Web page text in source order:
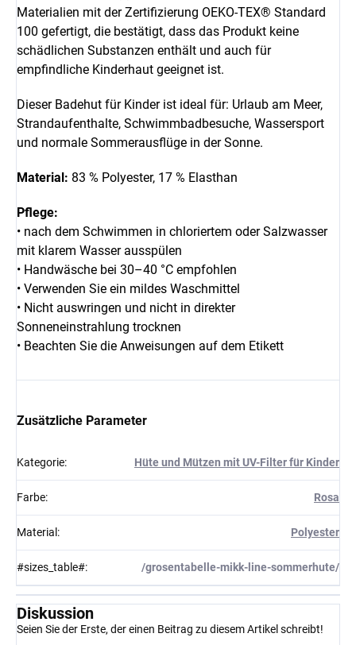
Materialien mit der Zertifizierung OEKO-TEX® Standard
100 gefertigt, die bestätigt, dass das Produkt keine
schädlichen Substanzen enthält und auch für
empfindliche Kinderhaut geeignet ist.
Dieser Badehut für Kinder ist ideal für: Urlaub am Meer,
Strandaufenthalte, Schwimmbadbesuche, Wassersport
und normale Sommerausflüge in der Sonne.
Material: 83 % Polyester, 17 % Elasthan
Pflege:
• nach dem Schwimmen in chloriertem oder Salzwasser
mit klarem Wasser ausspülen
• Handwäsche bei 30–40 °C empfohlen
• Verwenden Sie ein mildes Waschmittel
• Nicht auswringen und nicht in direkter
Sonneneinstrahlung trocknen
• Beachten Sie die Anweisungen auf dem Etikett
Zusätzliche Parameter
Kategorie: Hüte und Mützen mit UV-Filter für Kinder
Farbe: Rosa
Material : Polyester
#sizes_table#: /grosentabelle-mikk-line-sommerhute/
Diskussion
Seien Sie der Erste, der einen Beitrag zu diesem Artikel schreibt!